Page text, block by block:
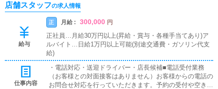
店舗スタッフの求人情報
給与
正 月給 : 300,000 円
正社員…月給30万円以上(昇給・賞与・各種手当てあり)ア
ルバイト…日給1万円以上可能(別途交通費・ガソリン代支
給)
仕事内容
・電話対応・送迎ドライバー・店長候補■電話受付業務
（お客様との対面接客はありません）お客様からの電話の
お問合せ対応を行っていただきます。予約の受付や空き状